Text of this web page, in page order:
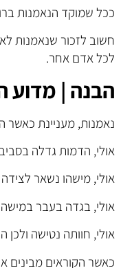
ככל שמוקד הנאמנות
חשוב לזכור שנאמנות
לכל אדם אחר.
הבנה | מדוע
נאמנות, מעניינת כאשר
אולי, הדמות גדלה
אולי, מישהו נשאר
אולי, בגדה בעבר
אולי, חוותה נטישה
כאשר הקוראים מבינים